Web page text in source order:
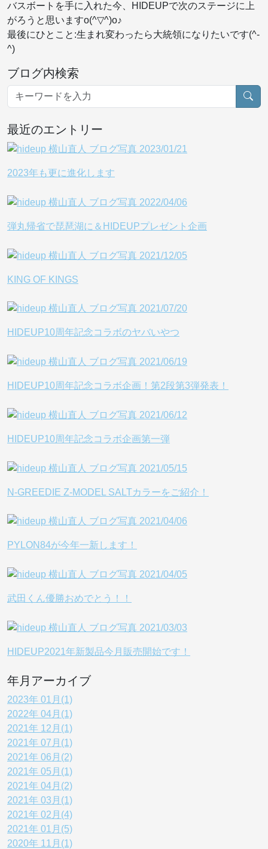
バスボートを手に入れた今、HIDEUPで次のステージに上
がろうと思いますo(^▽^)o♪
最後にひとこと:生まれ変わったら大統領になりたいです(^-
^)
ブログ内検索
最近のエントリー
2023年も更に進化します
弾丸帰省で琵琶湖に＆HIDEUPプレゼント企画
KING OF KINGS
HIDEUP10周年記念コラボのヤバいやつ
HIDEUP10周年記念コラボ企画！第2段第3弾発表！
HIDEUP10周年記念コラボ企画第一弾
N-GREEDIE Z-MODEL SALTカラーをご紹介！
PYLON84が今年一新します！
武田くん優勝おめでとう！！
HIDEUP2021年新製品今月販売開始です！
年月アーカイブ
2023年 01月(1)
2022年 04月(1)
2021年 12月(1)
2021年 07月(1)
2021年 06月(2)
2021年 05月(1)
2021年 04月(2)
2021年 03月(1)
2021年 02月(4)
2021年 01月(5)
2020年 11月(1)